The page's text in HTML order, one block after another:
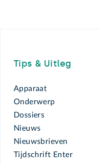
Tips & Uitleg
Apparaat
Onderwerp
Dossiers
Nieuws
Nieuwsbrieven
Tijdschrift Enter